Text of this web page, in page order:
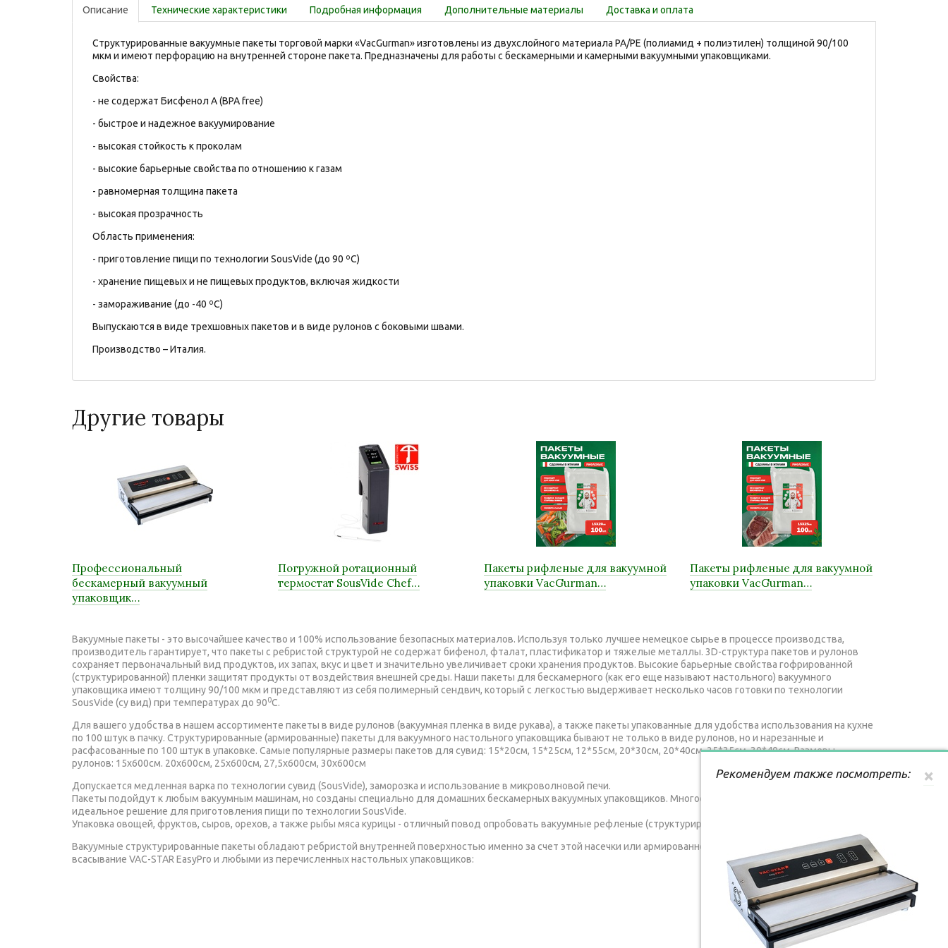
Описание Технические характеристики Подробная информация Дополнительные материалы Доставка и оплата
Структурированные вакуумные пакеты торговой марки «VacGurman» изготовлены из двухслойного материала PA/PE (полиамид + полиэтилен) толщиной 90/100
мкм и имеют перфорацию на внутренней стороне пакета. Предназначены для работы с бескамерными и камерными вакуумными упаковщиками.
Свойства:
- не содержат Бисфенол А (BPA free)
- быстрое и надежное вакуумирование
- высокая стойкость к проколам
- высокие барьерные свойства по отношению к газам
- равномерная толщина пакета
- высокая прозрачность
Область применения:
- приготовление пищи по технологии SousVide (до 90 ºС)
- хранение пищевых и не пищевых продуктов, включая жидкости
- замораживание (до -40 ºС)
Выпускаются в виде трехшовных пакетов и в виде рулонов с боковыми швами.
Производство – Италия.
×
Рекомендуем также посмотреть:
Другие товары
Профессиональный
бескамерный вакуумный
упаковщик…
Погружной ротационный
термостат SousVide Chef…
Пакеты рифленые для вакуумной
упаковки VacGurman…
Пакеты рифленые для вакуумной
упаковки VacGurman…
Вакуумные пакеты - это высочайшее качество и 100% использование безопасных материалов. Используя только лучшее немецкое сырье в процессе производства,
производитель гарантирует, что пакеты с ребристой структурой не содержат бифенол, фталат, пластификатор и тяжелые металлы. 3D-структура пакетов и рулонов
сохраняет первоначальный вид продуктов, их запах, вкус и цвет и значительно увеличивает сроки хранения продуктов. Высокие барьерные свойства гофрированной
(структурированной) пленки защитят продукты от воздействия внешней среды. Наши пакеты для бескамерного (как его еще называют настольного) вакуумного
упаковщика имеют толщину 90/100 мкм и представляют из себя полимерный сендвич, который с легкостью выдерживает несколько часов готовки по технологии
SousVide (су вид) при температурах до 900С.
Для вашего удобства в нашем ассортименте пакеты в виде рулонов (вакуумная пленка в виде рукава), а также пакеты упакованные для удобства использования на кухне
по 100 штук в пачку. Структурированные (армированные) пакеты для вакуумного настольного упаковщика бывают не только в виде рулонов, но и нарезанные и
расфасованные по 100 штук в упаковке. Самые популярные размеры пакетов для сувид: 15*20см, 15*25см, 12*55см, 20*30см, 20*40см, 25*35см, 30*40см. Размеры
рулонов: 15x600cм. 20х600см, 25х600см, 27,5х600см, 30х600см
Допускается медленная варка по технологии сувид (SousVide), заморозка и использование в микроволновой печи.
Пакеты подойдут к любым вакуумным машинам, но созданы специально для домашних бескамерных вакуумных упаковщиков. Многослойные супер прозрачные пакеты —
идеальное решение для приготовления пищи по технологии SousVide.
Упаковка овощей, фруктов, сыров, орехов, а также рыбы мяса курицы - отличный повод опробовать вакуумные рефленые (структурированные) пакеты.
Вакуумные структурированные пакеты обладают ребристой внутренней поверхностью именно за счет этой насечки или армированной структуры пакетов происходит
всасывание VAC-STAR EasyPro и любыми из перечисленных настольных упаковщиков:
Supreme VS3000, Profi-Cook, PC-VK 1080, Steba VK 6, Polyscience 200 series, Caso VC 10, Unold Silber, BOMANN FS, Rommelsbacher VAC 155, Clatronic FS 3261,Redmond RVS-M021,
KITFORT КТ-1502-2, Zigmund & Shtain Kuchen-Profi, Gorenje VS 110W, Ellrona VA 22, Gochu VAC 470, RAWMID Dream Pro VDP-02, (вакууматор) бытовой Eiffel, Status, Lava V100
У вас домашний вакуумный упаковщик и вы планируете купить вакуумные пакеты для упаковщика? Все пакеты VacGurman изготовлены в Италии и не содержат вредных
примесей, таких как бисфенол-А. На структурированные пакеты нанесено рифление (гофрированные пакеты) и они подходят для любого вида вакуумного упаковщика: